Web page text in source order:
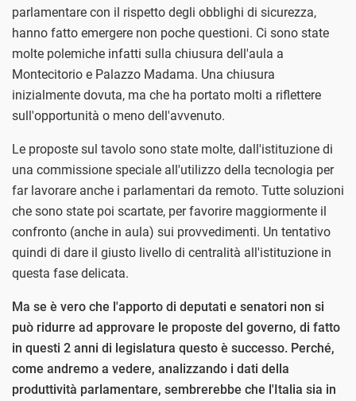
parlamentare con il rispetto degli obblighi di sicurezza,
hanno fatto emergere non poche questioni. Ci sono state
molte polemiche infatti sulla chiusura dell'aula a
Montecitorio e Palazzo Madama. Una chiusura
inizialmente dovuta, ma che ha portato molti a riflettere
sull'opportunità o meno dell'avvenuto.
Le proposte sul tavolo sono state molte, dall'istituzione di
una commissione speciale all'utilizzo della tecnologia per
far lavorare anche i parlamentari da remoto. Tutte soluzioni
che sono state poi scartate, per favorire maggiormente il
confronto (anche in aula) sui provvedimenti. Un tentativo
quindi di dare il giusto livello di centralità all'istituzione in
questa fase delicata.
Ma se è vero che l'apporto di deputati e senatori non si
può ridurre ad approvare le proposte del governo, di fatto
in questi 2 anni di legislatura questo è successo. Perché,
come andremo a vedere, analizzando i dati della
produttività parlamentare, sembrerebbe che l'Italia sia in